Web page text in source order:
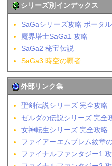
シリーズ別インデックス
SaGaシリーズ攻略 ポータル
魔界塔士SaGa1 攻略
SaGa2 秘宝伝説
SaGa3 時空の覇者
外部リンク集
聖剣伝説シリーズ 完全攻略
ゼルダの伝説シリーズ 完全
女神転生シリーズ 完全攻略
ファイアーエムブレム紋章
ファイナルファンタジー1